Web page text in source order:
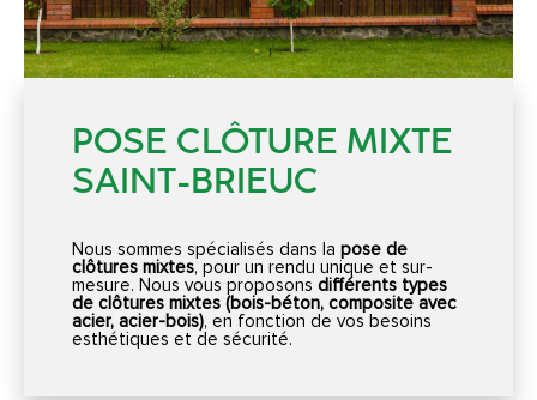
POSE CLÔTURE MIXTE
SAINT-BRIEUC
Nous sommes spécialisés dans la pose de
clôtures mixtes, pour un rendu unique et sur-
mesure. Nous vous proposons différents types
de clôtures mixtes (bois-béton, composite avec
acier, acier-bois), en fonction de vos besoins
esthétiques et de sécurité.